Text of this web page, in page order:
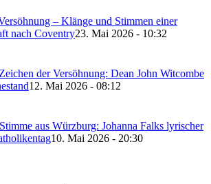
– Klänge und Stimmen einer
nach Coventry23. Mai 2026 - 10:32
der Versöhnung: Dean John Witcombe
12. Mai 2026 - 08:12
aus Würzburg: Johanna Falks lyrischer
10. Mai 2026 - 20:30